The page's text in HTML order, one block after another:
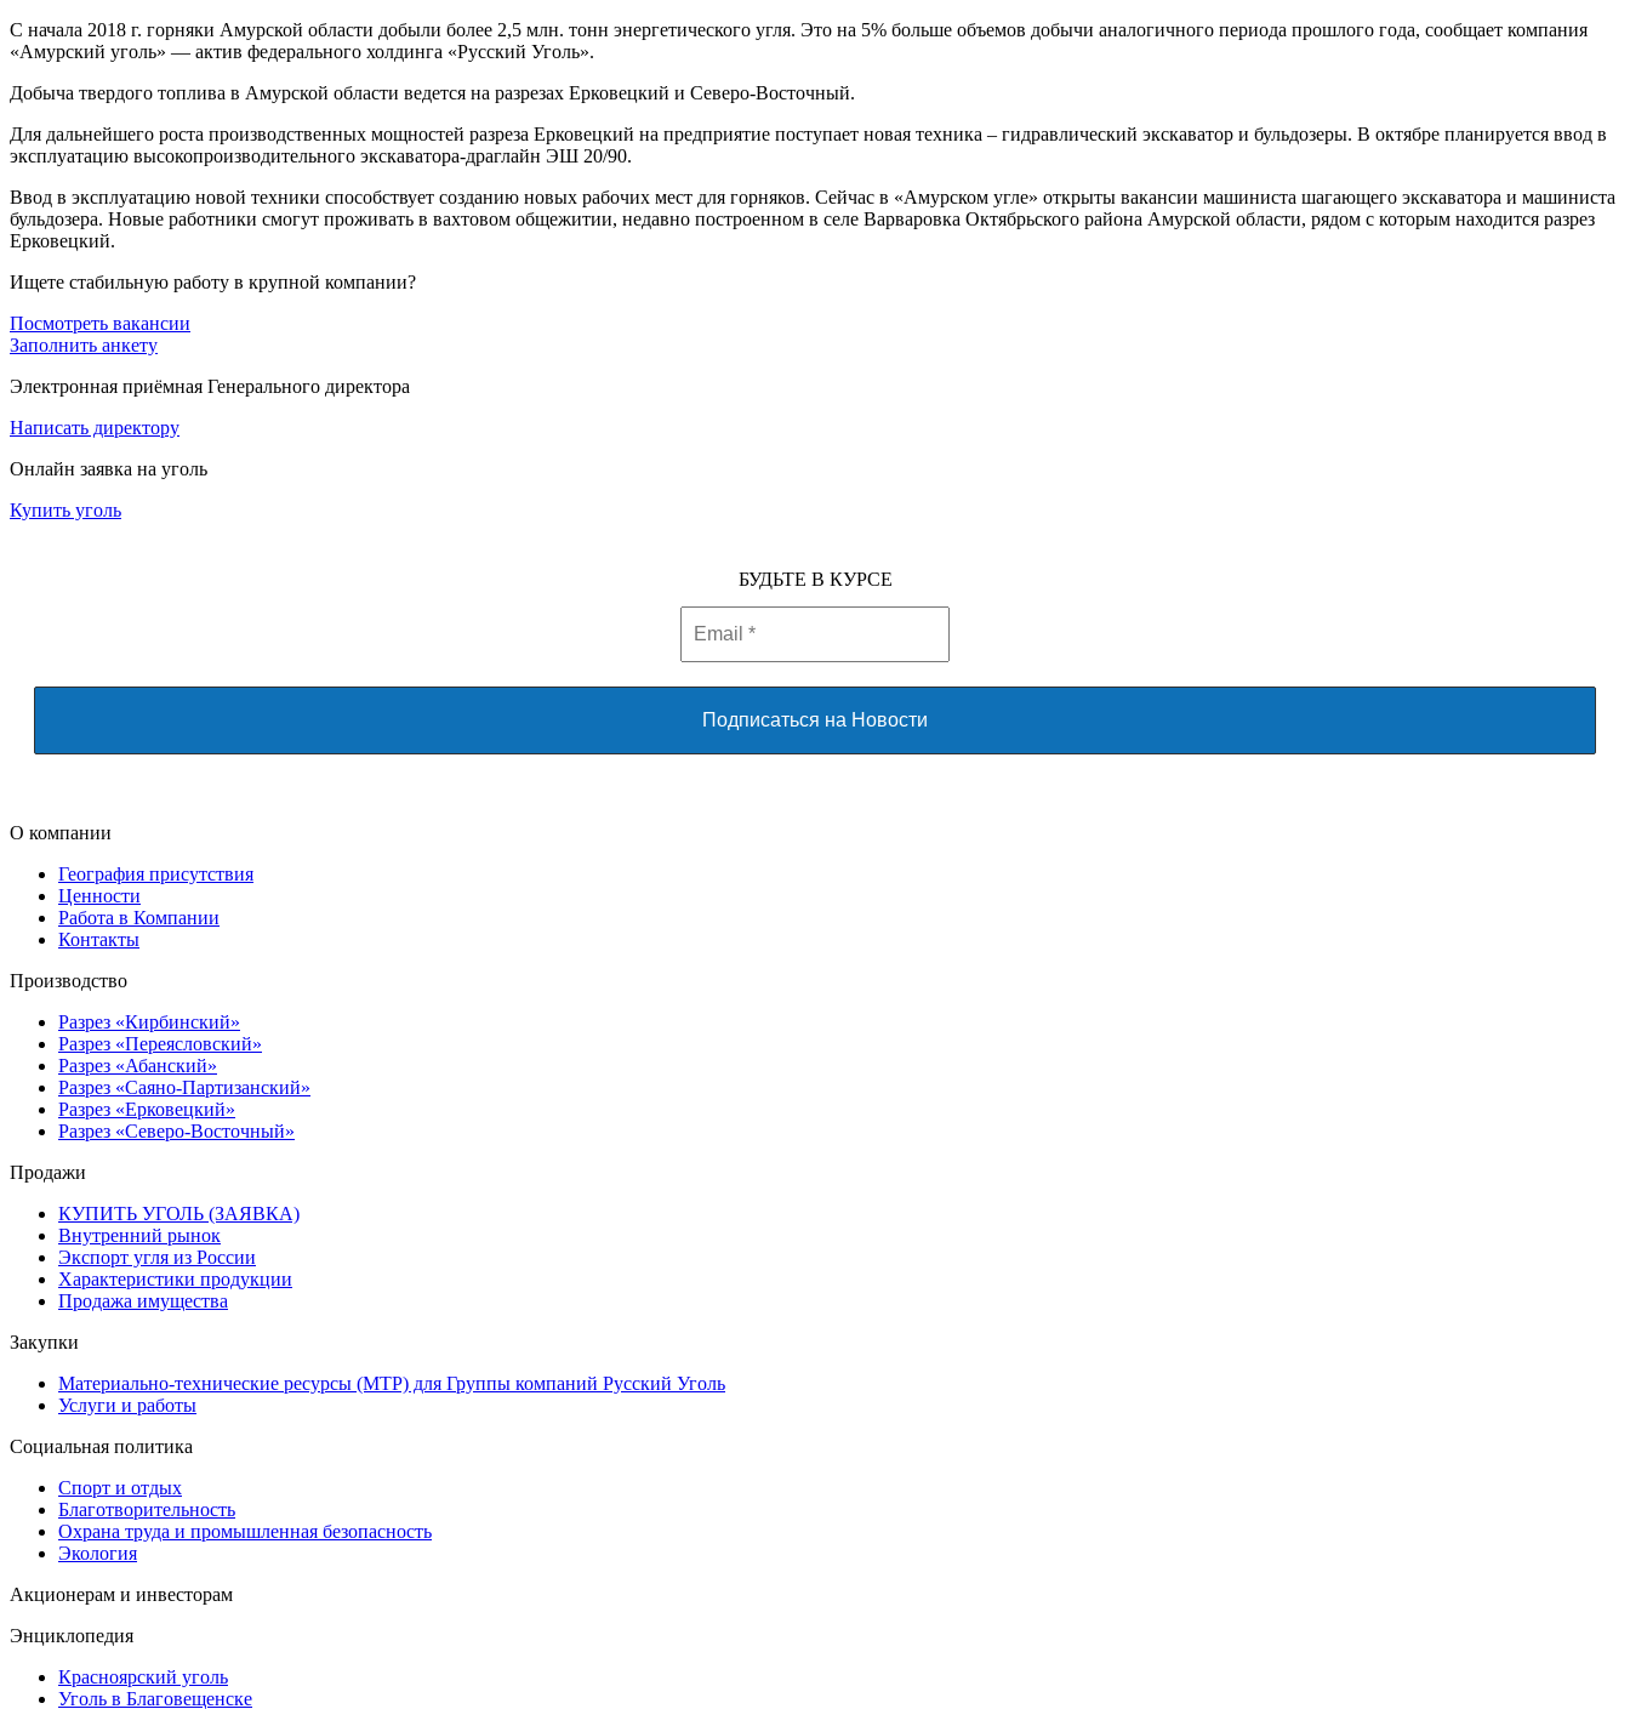
С начала 2018 г. горняки Амурской области добыли более 2,5 млн. тонн энергетического угля. Это на 5% больше объемов добычи аналогичного периода прошлого года, сообщает компания
«Амурский уголь» — актив федерального холдинга «Русский Уголь».
Добыча твердого топлива в Амурской области ведется на разрезах Ерковецкий и Северо-Восточный.
Для дальнейшего роста производственных мощностей разреза Ерковецкий на предприятие поступает новая техника – гидравлический экскаватор и бульдозеры. В октябре планируется ввод в
эксплуатацию высокопроизводительного экскаватора-драглайн ЭШ 20/90.
Ввод в эксплуатацию новой техники способствует созданию новых рабочих мест для горняков. Сейчас в «Амурском угле» открыты вакансии машиниста шагающего экскаватора и машиниста
бульдозера. Новые работники смогут проживать в вахтовом общежитии, недавно построенном в селе Варваровка Октябрьского района Амурской области, рядом с которым находится разрез
Ерковецкий.
Ищете стабильную работу в крупной компании?
Посмотреть вакансии
Заполнить анкету
Электронная приёмная Генерального директора
Написать директору
Онлайн заявка на уголь
Купить уголь
БУДЬТЕ В КУРСЕ
О компании
География присутствия
Ценности
Работа в Компании
Контакты
Производство
Разрез «Кирбинский»
Разрез «Переясловский»
Разрез «Абанский»
Разрез «Саяно-Партизанский»
Разрез «Ерковецкий»
Разрез «Северо-Восточный»
Продажи
КУПИТЬ УГОЛЬ (ЗАЯВКА)
Внутренний рынок
Экспорт угля из России
Характеристики продукции
Продажа имущества
Закупки
Материально-технические ресурсы (МТР) для Группы компаний Русский Уголь
Услуги и работы
Социальная политика
Спорт и отдых
Благотворительность
Охрана труда и промышленная безопасность
Экология
Акционерам и инвесторам
Энциклопедия
Красноярский уголь
Уголь в Благовещенске